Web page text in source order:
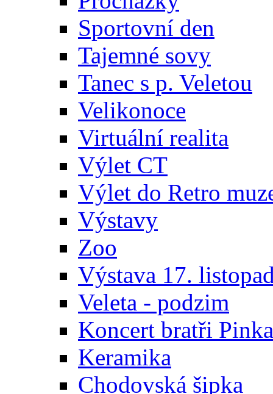
Sportovní den
Tajemné sovy
Tanec s p. Veletou
Velikonoce
Virtuální realita
Výlet CT
Výlet do Retro
Výstavy
Zoo
Výstava 17.
Veleta - podzim
Koncert bratři
Keramika
Chodovská šipka